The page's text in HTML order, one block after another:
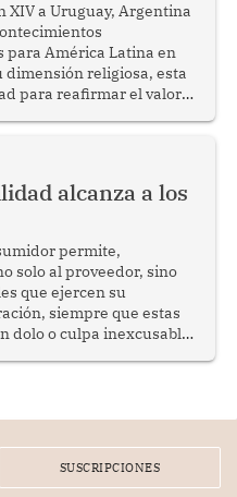
XIV a Uruguay, Argentina
para América Latina en
dimensión religiosa, esta
para reafirmar el valor
desarrollo, cohesión
alcanza a los
permite,
solo al proveedor, sino
que ejercen su
siempre que estas
dolo o culpa inexcusable
meet and greet con
SUSCRIPCIONES